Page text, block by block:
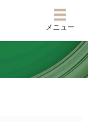
メニ
メニュー